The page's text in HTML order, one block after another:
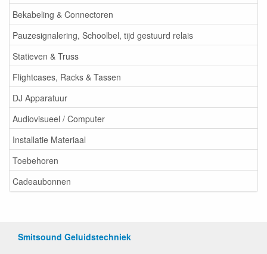
Bekabeling & Connectoren
Pauzesignalering, Schoolbel, tijd gestuurd relais
Statieven & Truss
Flightcases, Racks & Tassen
DJ Apparatuur
Audiovisueel / Computer
Installatie Materiaal
Toebehoren
Cadeaubonnen
Smitsound Geluidstechniek